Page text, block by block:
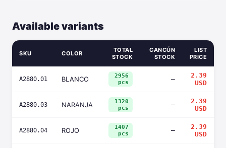
Available variants
SKU COLOR
TOTAL
STOCK
CANCÚN
STOCK
LIST
PRICE
A2880.01 BLANCO
2956
pcs
—
2.39
USD
A2880.03 NARANJA
1320
pcs
—
2.39
USD
A2880.04 ROJO
1407
pcs
—
2.39
USD